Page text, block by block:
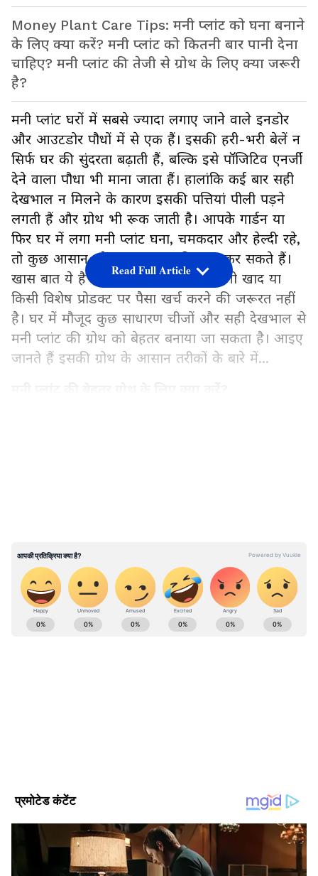
Money Plant Care Tips: मनी प्लांट को घना बनाने
के लिए क्या करें? मनी प्लांट को कितनी बार पानी देना
चाहिए? मनी प्लांट की तेजी से ग्रोथ के लिए क्या जरूरी
है?
मनी प्लांट घरों में सबसे ज्यादा लगाए जाने वाले इनडोर
और आउटडोर पौधों में से एक हैं। इसकी हरी-भरी बेलें न
सिर्फ घर की सुंदरता बढ़ाती हैं, बल्कि इसे पॉजिटिव एनर्जी
देने वाला पौधा भी माना जाता हैं। हालांकि कई बार सही
देखभाल न मिलने के कारण इसकी पत्तियां पीली पड़ने
लगती हैं और ग्रोथ भी रूक जाती है। आपके गार्डन या
फिर घर में लगा मनी प्लांट घना, चमकदार और हेल्दी रहे,
तो कुछ आसान घरेलू उपाय आपकी मदद कर सकते हैं।
खास बात ये है कि इसके लिए आपको महंगी खाद या
किसी विशेष प्रोडक्ट पर पैसा खर्च करने की जरूरत नहीं
है। घर में मौजूद कुछ साधारण चीजों और सही देखभाल से
मनी प्लांट की ग्रोथ को बेहतर बनाया जा सकता है। आइए
जानते हैं इसकी ग्रोथ के आसान तरीकों के बारे में...
1. मनी प्लांट की पत्तियां पीली होने का जो एक बड़ा
Read Full Article
ABOUT THE AUTHOR